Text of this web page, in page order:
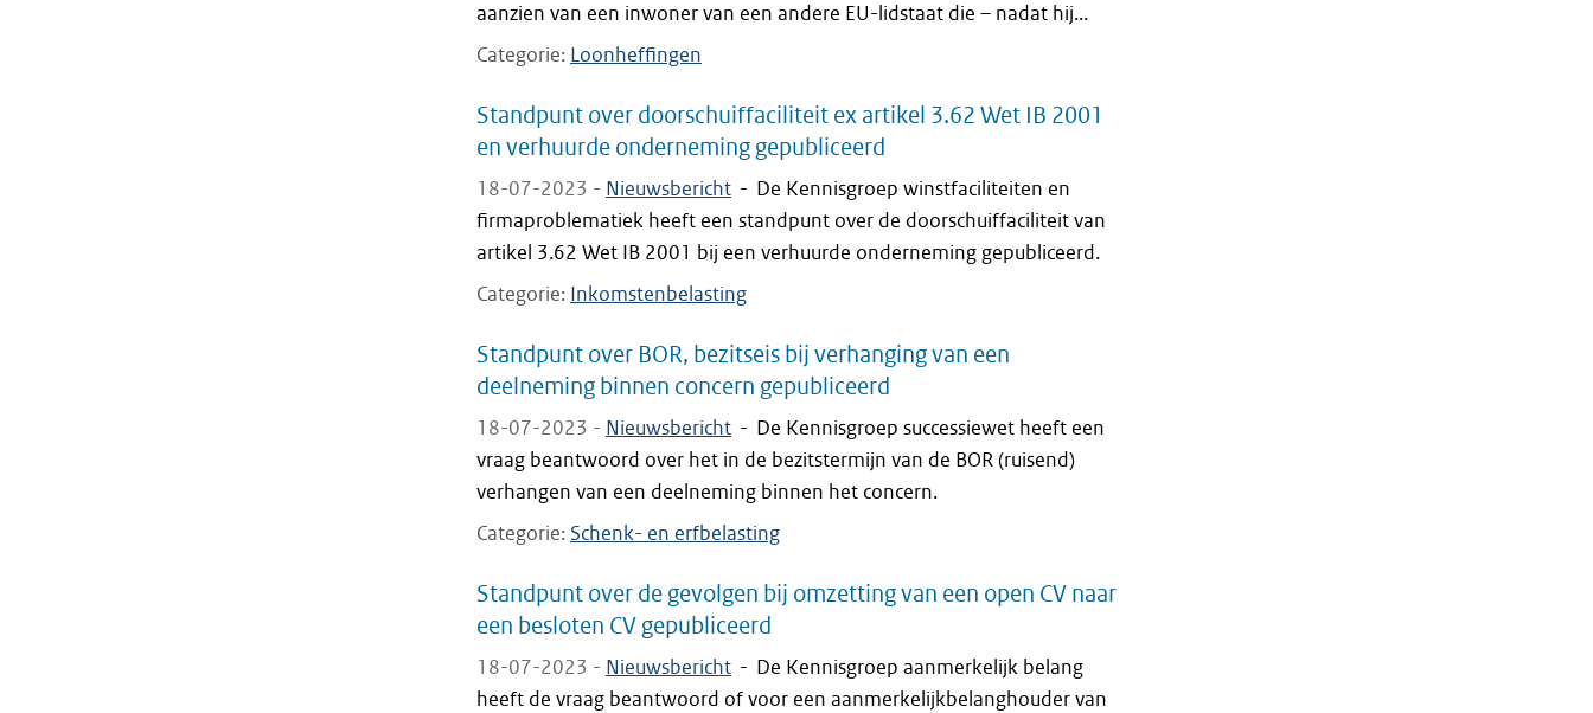
aanzien van een inwoner van een andere EU-lidstaat die – nadat hij...
Categorie Loonheffingen
Standpunt over doorschuiffaciliteit ex artikel 3.62 Wet IB 2001
en verhuurde onderneming gepubliceerd
18-07-2023 - Nieuwsbericht - De Kennisgroep winstfaciliteiten en
firmaproblematiek heeft een standpunt over de doorschuiffaciliteit van
artikel 3.62 Wet IB 2001 bij een verhuurde onderneming gepubliceerd.
Categorie Inkomstenbelasting
Standpunt over BOR, bezitseis bij verhanging van een
deelneming binnen concern gepubliceerd
18-07-2023 - Nieuwsbericht - De Kennisgroep successiewet heeft een
vraag beantwoord over het in de bezitstermijn van de BOR (ruisend)
verhangen van een deelneming binnen het concern.
Categorie Schenk- en erfbelasting
Standpunt over de gevolgen bij omzetting van een open CV naar
een besloten CV gepubliceerd
18-07-2023 - Nieuwsbericht - De Kennisgroep aanmerkelijk belang
heeft de vraag beantwoord of voor een aanmerkelijkbelanghouder van